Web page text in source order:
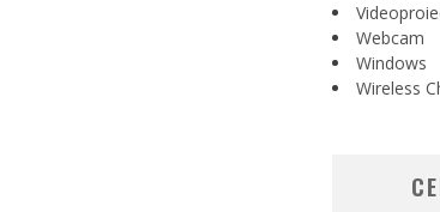
Webcam
Windows
Wireless